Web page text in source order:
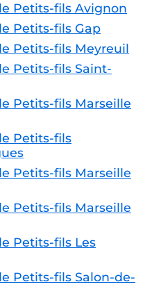
Petits-fils Avignon
Petits-fils Gap
Petits-fils Meyreuil
Petits-fils Saint-
Petits-fils Marseille
Petits-fils
Petits-fils Marseille
Petits-fils Marseille
Petits-fils Les
Petits-fils Salon-de-